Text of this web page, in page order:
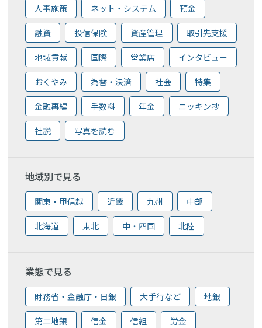
人事施策 ネット・システム 預金
融資 投信保険 資産管理 取引先支援
地域貢献 国際 営業店 インタビュー
おくやみ 為替・決済 社会 特集
金融再編 手数料 年金 ニッキン抄
社説 写真を読む
地域別で見る
関東・甲信越 近畿 九州 中部
北海道 東北 中・四国 北陸
業態で見る
財務省・金融庁・日銀 大手行など 地銀
第二地銀 信金 信組 労金